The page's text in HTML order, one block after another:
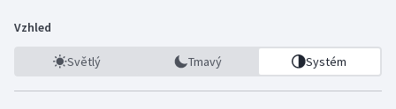
Vzhled
Světlý Tmavý Systém